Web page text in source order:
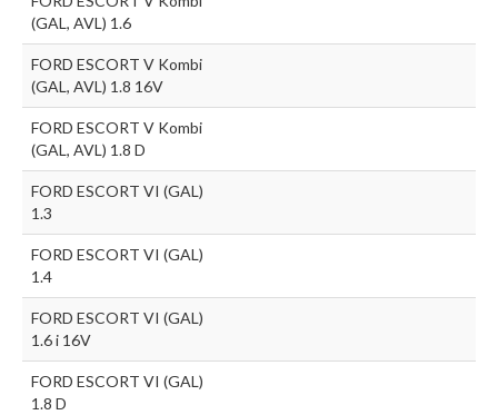
(GAL, AVL) 1.6
FORD ESCORT V Kombi
(GAL, AVL) 1.8 16V
FORD ESCORT V Kombi
(GAL, AVL) 1.8 D
FORD ESCORT VI (GAL)
1.3
FORD ESCORT VI (GAL)
1.4
FORD ESCORT VI (GAL)
1.6 i 16V
FORD ESCORT VI (GAL)
1.8 D